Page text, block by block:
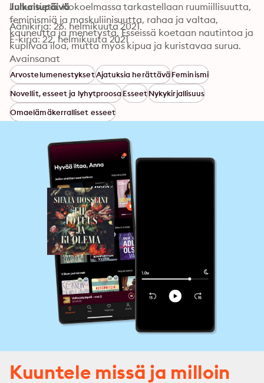
linnuntietä. Kokoelmassa tarkastellaan ruumiillisuutta,
feminismiä ja maskuliinisuutta, rahaa ja valtaa,
kauneutta ja menetystä. Esseissä koetaan nautintoa ja
kuplivaa iloa, mutta myös kipua ja kuristavaa surua.
Ennen kaikkea teos kysyy, miten kuolemaan pitäisi
suhtautua. Voiko sen kanssa tulla toimeen?
Julkaisupäivä
Äänikirja: 26. helmikuuta 2021
E-kirja: 22. helmikuuta 2021
Avainsanat
ArvostelumenestyksetAjatuksia herättäväFeminismi
Novellit, esseet ja lyhytproosaEsseetNykykirjallisuus
Omaelämäkerralliset esseet
Kuuntele missä ja milloin